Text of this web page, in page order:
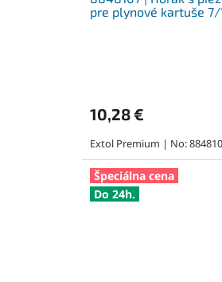
pre plynové kartuše
10,28 €
Extol Premium | No:
Špeciálna cena
Do 24h.